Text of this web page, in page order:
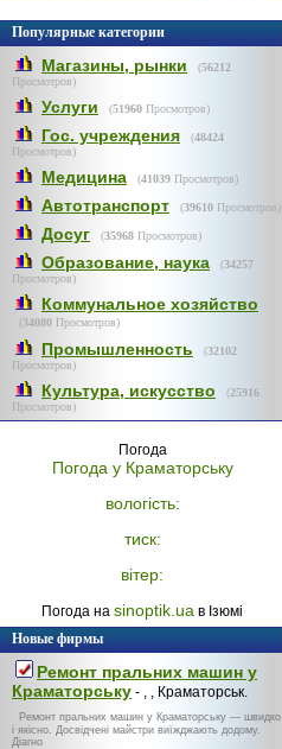
Популярные категории
Магазины, рынки (56212
Просмотров)
Услуги (51960 Просмотров)
Гос. учреждения (48424
Просмотров)
Медицина (41039 Просмотров)
Автотранспорт (39610 Просмотров)
Досуг (35968 Просмотров)
Образование, наука (34257
Просмотров)
Коммунальное хозяйство
(34080 Просмотров)
Промышленность (32102
Просмотров)
Культура, искусство (25916
Просмотров)
Погода
Погода у Краматорську
вологість:
тиск:
вітер:
Погода на sinoptik.ua в Ізюмі
Новые фирмы
Ремонт пральних машин у
Краматорську - , , Краматорськ.
Ремонт пральних машин у Краматорську — швидко
і якісно. Досвідчені майстри виїжджають додому.
Діагно